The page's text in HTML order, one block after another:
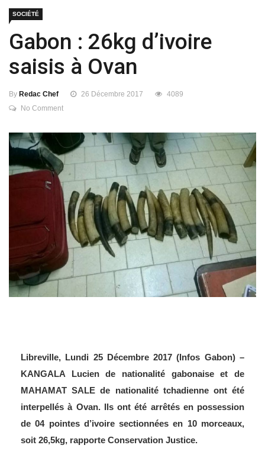
SOCIÉTÉ
Gabon : 26kg d’ivoire
saisis à Ovan
By Redac Chef 26 Décembre 2017
4089
No Comment
Libreville, Lundi 25 Décembre 2017 (Infos Gabon) –
KANGALA Lucien de nationalité gabonaise et de
MAHAMAT SALE de nationalité tchadienne ont été
interpellés à Ovan. Ils ont été arrêtés en possession
de 04 pointes d’ivoire sectionnées en 10 morceaux,
soit 26,5kg, rapporte Conservation Justice.